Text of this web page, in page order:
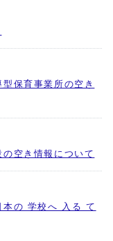
保育事業所の空き
空き情報について
本の 学校へ 入る て